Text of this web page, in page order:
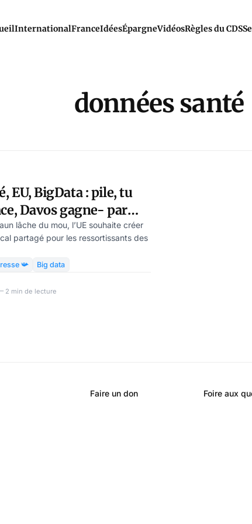
InternationalFranceIdéesÉpargneVidéosRègles du CDS
données santé
EU, BigData : pile, tu
Davos gagne- par
lâche du mou, l’UE souhaite créer
partagé pour les ressortissants des
📯
Big data
2 min de lecture
Faire un don Foire aux